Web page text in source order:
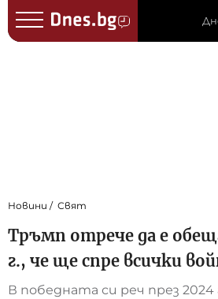
Новини Свят
Тръмп отрече да е
г., че ще спре всички
В победната си реч през 2024